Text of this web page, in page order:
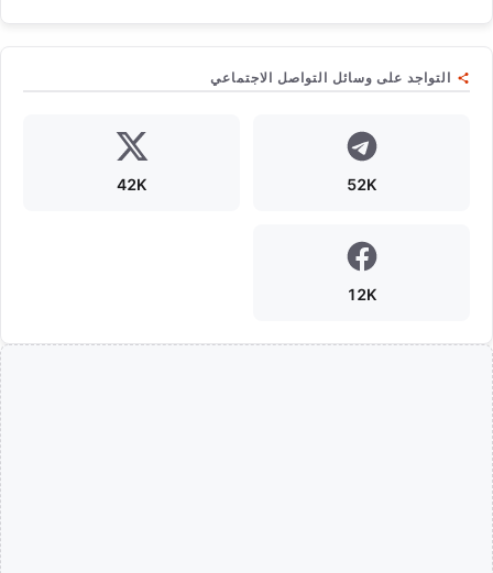
التواجد على وسائل التواصل الاجتماعي
52K
42K
12K